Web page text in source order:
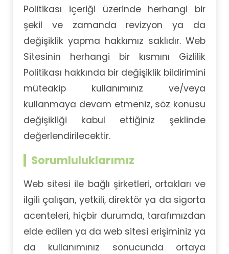
Politikası içeriği üzerinde herhangi bir
şekil ve zamanda revizyon ya da
değişiklik yapma hakkımız saklıdır. Web
Sitesinin herhangi bir kısmını Gizlilik
Politikası hakkında bir değişiklik bildirimini
müteakip kullanımınız ve/veya
kullanmaya devam etmeniz, söz konusu
değişikliği kabul ettiğiniz şeklinde
değerlendirilecektir.
Sorumluluklarımız
Web sitesi ile bağlı şirketleri, ortakları ve
ilgili çalışan, yetkili, direktör ya da sigorta
acenteleri, hiçbir durumda, tarafımızdan
elde edilen ya da web sitesi erişiminiz ya
da kullanımınız sonucunda ortaya